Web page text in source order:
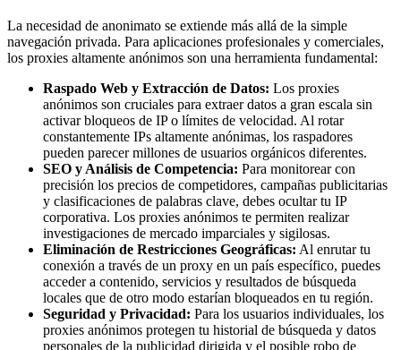
La necesidad de anonimato se extiende más allá de la simple
navegación privada. Para aplicaciones profesionales y comerciales,
los proxies altamente anónimos son una herramienta fundamental:
Raspado Web y Extracción de Datos: Los proxies
anónimos son cruciales para extraer datos a gran escala sin
activar bloqueos de IP o límites de velocidad. Al rotar
constantemente IPs altamente anónimas, los raspadores
pueden parecer millones de usuarios orgánicos diferentes.
SEO y Análisis de Competencia: Para monitorear con
precisión los precios de competidores, campañas publicitarias
y clasificaciones de palabras clave, debes ocultar tu IP
corporativa. Los proxies anónimos te permiten realizar
investigaciones de mercado imparciales y sigilosas.
Eliminación de Restricciones Geográficas: Al enrutar tu
conexión a través de un proxy en un país específico, puedes
acceder a contenido, servicios y resultados de búsqueda
locales que de otro modo estarían bloqueados en tu región.
Seguridad y Privacidad: Para los usuarios individuales, los
proxies anónimos protegen tu historial de búsqueda y datos
personales de la publicidad dirigida y el posible robo de